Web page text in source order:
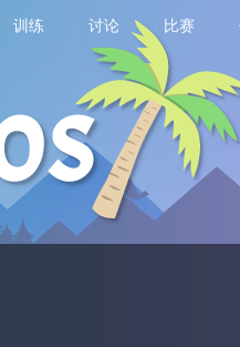
训练 讨论 比赛